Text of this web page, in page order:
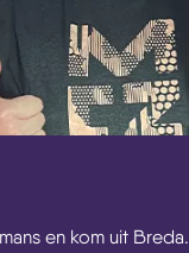
en kom uit